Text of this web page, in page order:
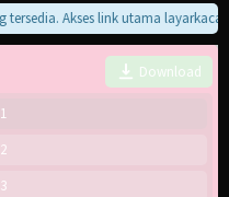
Akses link utama
Download